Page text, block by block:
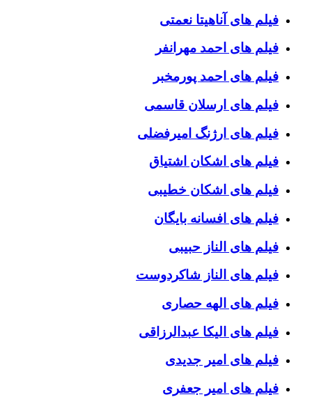
فیلم های آناهیتا نعمتی
فیلم های احمد مهرانفر
فیلم های احمد پورمخبر
فیلم های ارسلان قاسمی
فیلم های ارژنگ امیرفضلی
فیلم های اشکان اشتیاق
فیلم های اشکان خطیبی
فیلم های افسانه بایگان
فیلم های الناز حبیبی
فیلم های الناز شاکردوست
فیلم های الهه حصاری
فیلم های الیکا عبدالرزاقی
فیلم های امیر جدیدی
فیلم های امیر جعفری